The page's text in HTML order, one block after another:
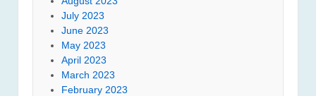
July 2023
June 2023
May 2023
April 2023
March 2023
February 2023